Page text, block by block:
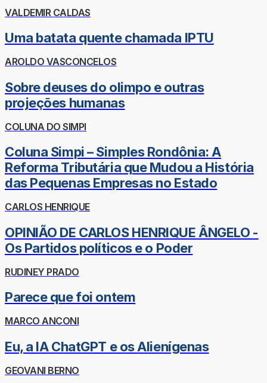
VALDEMIR CALDAS
Uma batata quente chamada IPTU
AROLDO VASCONCELOS
Sobre deuses do olimpo e outras
projeções humanas
COLUNA DO SIMPI
Coluna Simpi – Simples Rondônia: A
Reforma Tributária que Mudou a História
das Pequenas Empresas no Estado
CARLOS HENRIQUE
OPINIÃO DE CARLOS HENRIQUE ÂNGELO -
Os Partidos políticos e o Poder
RUDINEY PRADO
Parece que foi ontem
MARCO ANCONI
Eu, a IA ChatGPT e os Alienígenas
GEOVANI BERNO